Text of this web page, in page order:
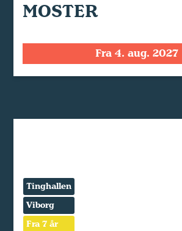
MOSTER
Fra 4. aug. 2027
Tinghallen
Viborg
Fra 7 år